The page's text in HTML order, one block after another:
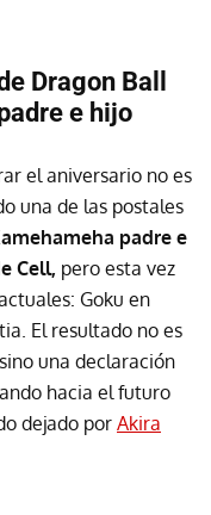
Dragon Ball
e hijo
el aniversario no es
una de las postales
padre e
Cell, pero esta vez
Goku en
El resultado no es
una declaración
hacia el futuro
dejado porAkira